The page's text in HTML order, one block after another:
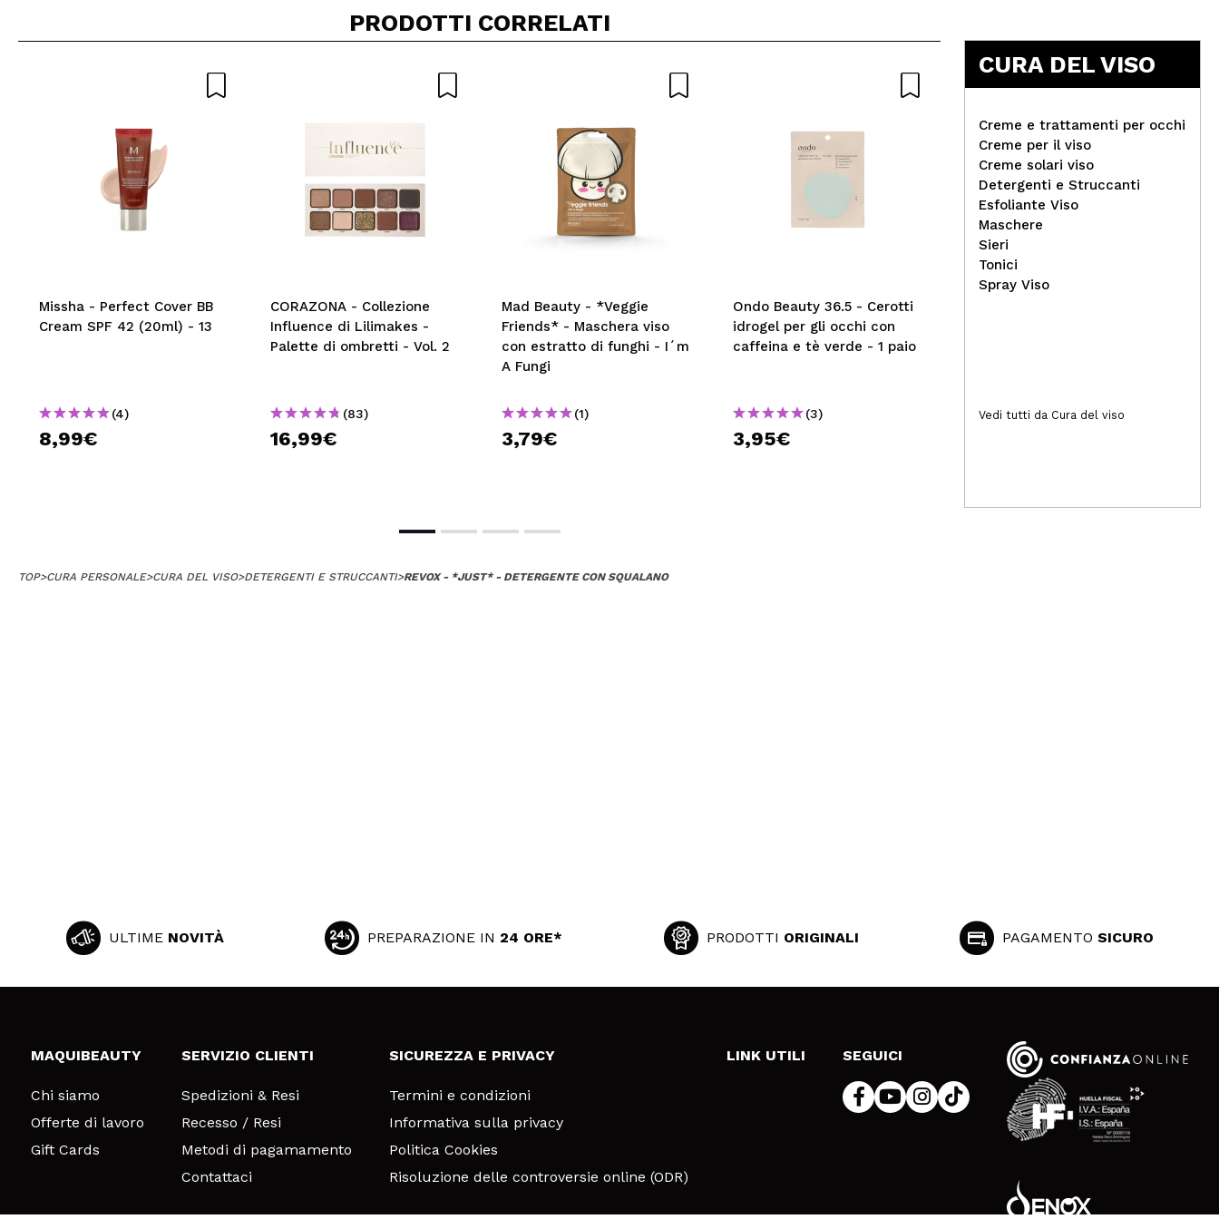
PRODOTTI CORRELATI
Missha - Perfect Cover BB
Cream SPF 42 (20ml) - 13
(4)
8,99€
CORAZONA - Collezione
Influence di Lilimakes -
Palette di ombretti - Vol. 2
(83)
16,99€
Mad Beauty - *Veggie
Friends* - Maschera viso
con estratto di funghi - I´m
A Fungi
(1)
3,79€
Ondo Beauty 36.5 - Cerotti
idrogel per gli occhi con
caffeina e tè verde - 1 paio
(3)
3,95€
Ziaja Med - Crema viso
idratante e lenitiva - Pelle
atopica
(1)
CURA DEL VISO
Creme e trattamenti per occhi
Creme per il viso
Creme solari viso
Detergenti e Struccanti
Esfoliante Viso
Maschere
Sieri
Tonici
Spray Viso
Vedi tutti da Cura del viso
TOP>CURA PERSONALE>CURA DEL VISO>DETERGENTI E STRUCCANTI>REVOX - *JUST* - DETERGENTE CON SQUALANO
ULTIME NOVITÀ PREPARAZIONE IN 24 ORE* PRODOTTI ORIGINALI PAGAMENTO SICURO
MAQUIBEAUTY
Chi siamo
Offerte di lavoro
Gift Cards
SERVIZIO CLIENTI
Spedizioni & Resi
Recesso / Resi
Metodi di pagamamento
Contattaci
SICUREZZA E PRIVACY
Termini e condizioni
Informativa sulla privacy
Politica Cookies
Risoluzione delle controversie online (ODR)
LINK UTILI SEGUICI